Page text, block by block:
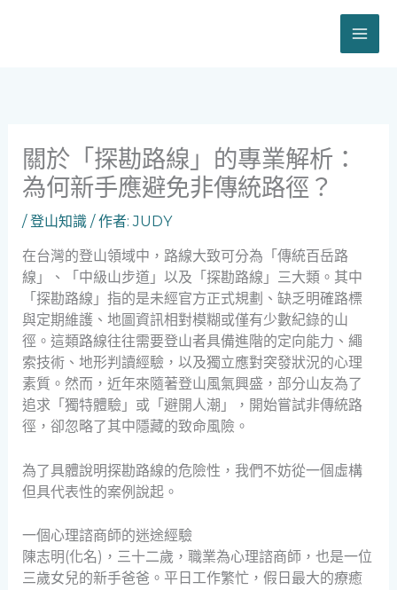
關於「探勘路線」的專業解析：
為何新手應避免非傳統路徑？
/登山知識/ 作者:JUDY
在台灣的登山領域中，路線大致可分為「傳統百岳路
線」、「中級山步道」以及「探勘路線」三大類。其中
「探勘路線」指的是未經官方正式規劃、缺乏明確路標
與定期維護、地圖資訊相對模糊或僅有少數紀錄的山
徑。這類路線往往需要登山者具備進階的定向能力、繩
索技術、地形判讀經驗，以及獨立應對突發狀況的心理
素質。然而，近年來隨著登山風氣興盛，部分山友為了
追求「獨特體驗」或「避開人潮」，開始嘗試非傳統路
徑，卻忽略了其中隱藏的致命風險。
為了具體說明探勘路線的危險性，我們不妨從一個虛構
但具代表性的案例說起。
一個心理諮商師的迷途經驗
陳志明(化名)，三十二歲，職業為心理諮商師，也是一位
三歲女兒的新手爸爸。平日工作繁忙，假日最大的療癒